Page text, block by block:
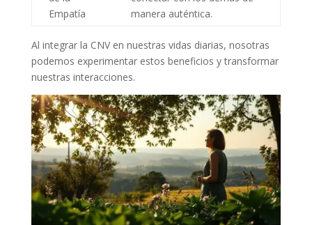
Empatía
manera auténtica.
Al integrar la CNV en nuestras vidas diarias, nosotras
podemos experimentar estos beneficios y transformar
nuestras interacciones.